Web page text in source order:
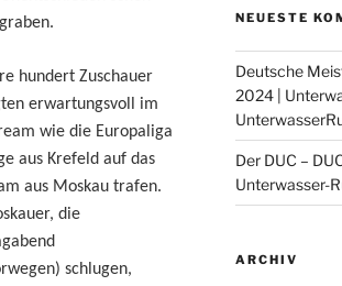
hundert Zuschauer
erwartungsvoll im
wie die Europaliga
aus Krefeld auf das
aus Moskau trafen.
die
schlugen,
Facebook
Die
...
NEUESTE
Deutsche
2024 |
Der DUC –
Unterwasser-
ARCHIV